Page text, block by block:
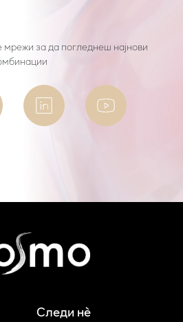
за да погледнеш најнови
Следи нè